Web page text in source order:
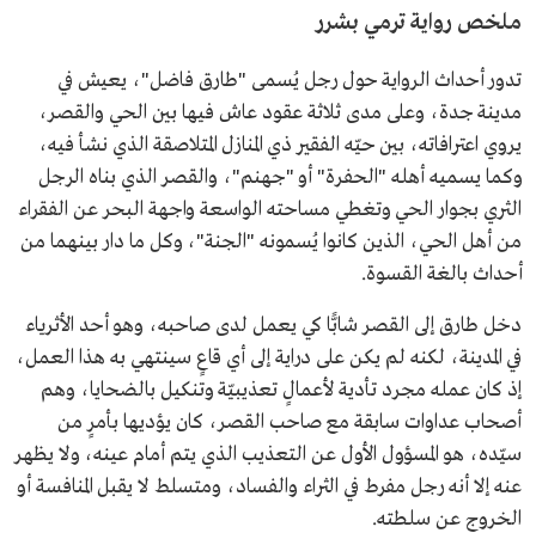
ملخص رواية ترمي بشرر
تدور أحداث الرواية حول رجل يُسمى "طارق فاضل"، يعيش في
مدينة جدة، وعلى مدى ثلاثة عقود عاش فيها بين الحي والقصر،
يروي اعترافاته، بين حيّه الفقير ذي المنازل المتلاصقة الذي نشأ فيه،
وكما يسميه أهله "الحفرة" أو "جهنم"، والقصر الذي بناه الرجل
الثري بجوار الحي وتغطي مساحته الواسعة واجهة البحر عن الفقراء
من أهل الحي، الذين كانوا يُسمونه "الجنة"، وكل ما دار بينهما من
أحداث بالغة القسوة.
دخل طارق إلى القصر شابًّا كي يعمل لدى صاحبه، وهو أحد الأثرياء
في المدينة، لكنه لم يكن على دراية إلى أي قاعٍ سينتهي به هذا العمل،
إذ كان عمله مجرد تأدية لأعمالٍ تعذيبيّة وتنكيل بالضحايا، وهم
أصحاب عداوات سابقة مع صاحب القصر، كان يؤديها بأمرٍ من
سيّده، هو المسؤول الأول عن التعذيب الذي يتم أمام عينه، ولا يظهر
عنه إلا أنه رجل مفرط في الثراء والفساد، ومتسلط لا يقبل المنافسة أو
الخروج عن سلطته.